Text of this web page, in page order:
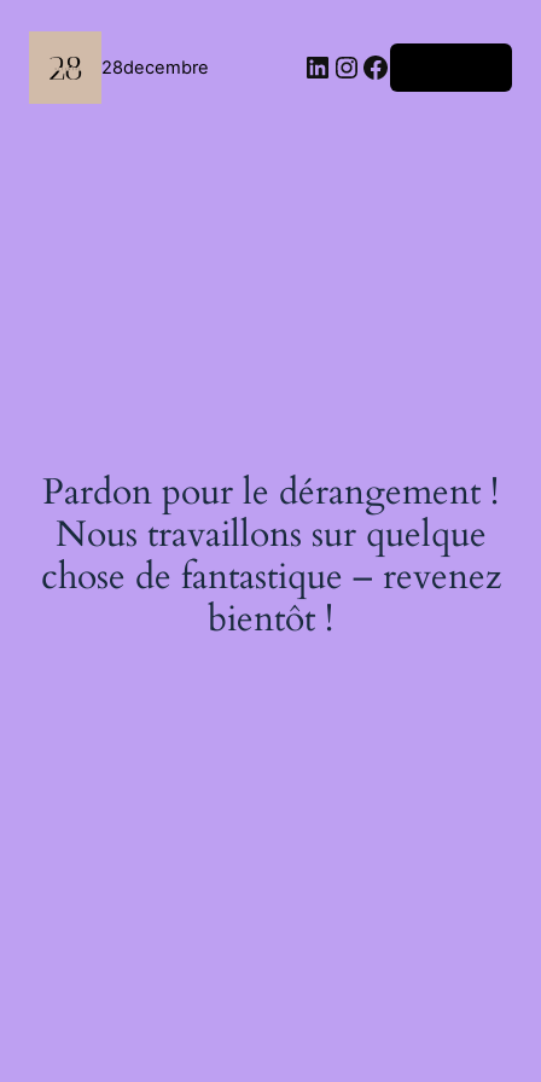
contenu
28decembre LinkedIn
Instagram
Facebook
Pardon pour le dérangement !
Nous travaillons sur quelque
chose de fantastique – revenez
bientôt !